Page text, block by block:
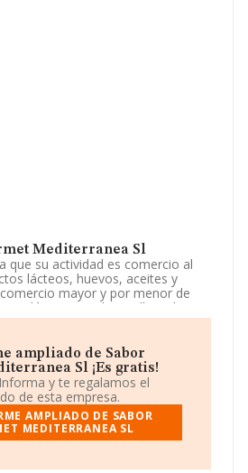
Mediterranea Sl
que su actividad es comercio al
lácteos, huevos, aceites y
mayor y por menor de
lácteos, miel, semillas, abonos
por mayor y por menor de frutas
La sociedad está inscrita en el
Sociedad Limitada. Su
al por mayor de productos
y grasas comestibles' con
actividad de importación y/o
los datos a disposición de
ampliado de Sabor
Sl ¡Es gratis!
y te regalamos el
de esta empresa.
AMPLIADO DE SABOR
MEDITERRANEA SL